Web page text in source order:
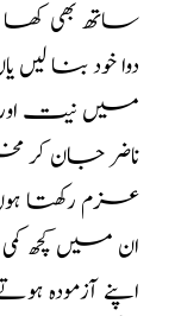
ساتھ بھی
دوا خود بنا لیں
میں نیت اور
ناضر جان کر
عزم رکھتا
ان میں کچھ
اپنے آزمودہ